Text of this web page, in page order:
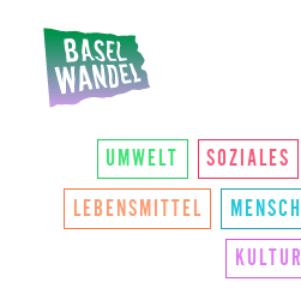
HAUPTNAVIGATION
THEMEN
UMWELT SOZIALES
LEBENSMITTEL MENSCH
KULTUR